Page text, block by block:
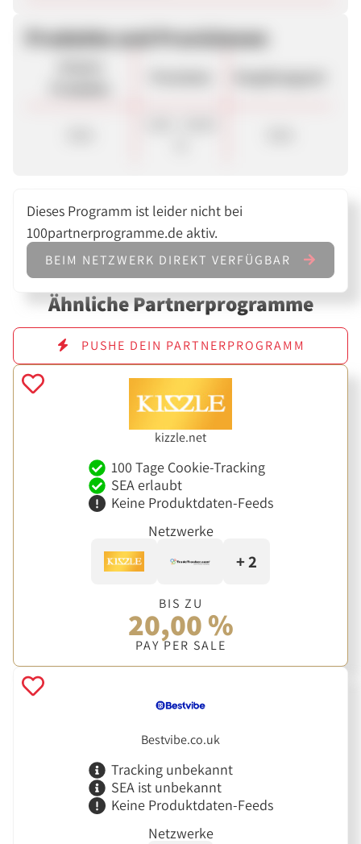
Produkte und Provisionen
Dieses Programm ist leider nicht bei
100partnerprogramme.de aktiv.
BEIM NETZWERK DIREKT VERFÜGBAR
Ähnliche Partnerprogramme
PUSHE DEIN PARTNERPROGRAMM
kizzle.net
100 Tage Cookie-Tracking
SEA erlaubt
Keine Produktdaten-Feeds
Netzwerke
+ 2
BIS ZU
20,00 %
PAY PER SALE
Bestvibe.co.uk
Tracking unbekannt
SEA ist unbekannt
Keine Produktdaten-Feeds
Netzwerke